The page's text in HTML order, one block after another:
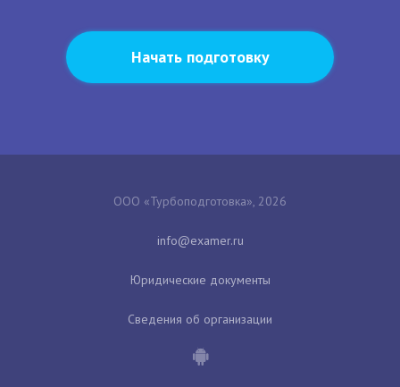
Начать подготовку
ООО «Турбоподготовка», 2026
Юридические документы
Сведения об организации